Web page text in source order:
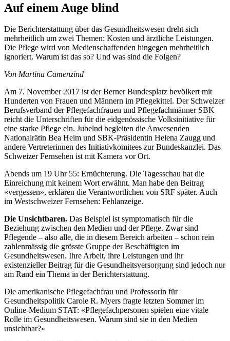
Auf einem Auge blind
Die Berichterstattung über das Gesundheitswesen dreht sich
mehrheitlich um zwei Themen: Kosten und ärztliche Leistungen.
Die Pflege wird von Medienschaffenden hingegen mehrheitlich
ignoriert. Warum ist das so? Und was sind die Folgen?
Von Martina Camenzind
Am 7. November 2017 ist der Berner Bundesplatz bevölkert mit
Hunderten von Frauen und Männern im Pflegekittel. Der Schweizer
Berufsverband der Pflegefachfrauen und Pflegefachmänner SBK
reicht die Unterschriften für die eidgenössische Volksinitiative für
eine starke Pflege ein. Jubelnd begleiten die Anwesenden
Nationalrätin Bea Heim und SBK-Präsidentin Helena Zaugg und
andere Vertreterinnen des Initiativkomitees zur Bundeskanzlei. Das
Schweizer Fernsehen ist mit Kamera vor Ort.
Abends um 19 Uhr 55: Ernüchterung. Die Tagesschau hat die
Einreichung mit keinem Wort erwähnt. Man habe den Beitrag
«vergessen», erklären die Verantwortlichen von SRF später. Auch
im Westschweizer Fernsehen: Fehlanzeige.
Die Unsichtbaren. Das Beispiel ist symptomatisch für die
Beziehung zwischen den Medien und der Pflege. Zwar sind
Pflegende – also alle, die in diesem Bereich arbeiten – schon rein
zahlenmässig die grösste Gruppe der Beschäftigten im
Gesundheitswesen. Ihre Arbeit, ihre Leistungen und ihr
existenzieller Beitrag für die Gesundheitsversorgung sind jedoch nur
am Rand ein Thema in der Berichterstattung.
Die amerikanische Pflegefachfrau und Professorin für
Gesundheitspolitik Carole R. Myers fragte letzten Sommer im
Online-Medium STAT: «Pflegefachpersonen spielen eine vitale
Rolle im Gesundheitswesen. Warum sind sie in den Medien
unsichtbar?»